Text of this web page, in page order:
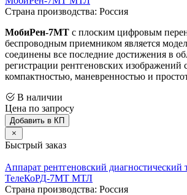
Страна производства: Россия
МобиРен-7МТ с плоским цифровым
беспроводным приемником является
соединены все последние достижения в
регистрации рентгеновских изображений
компактностью, маневренностью и
В наличии
Цена по запросу
Добавить в КП
Быстрый заказ
Аппарат рентгеновский диагностический
ТелеКоРД-7МТ МТЛ
Страна производства: Россия